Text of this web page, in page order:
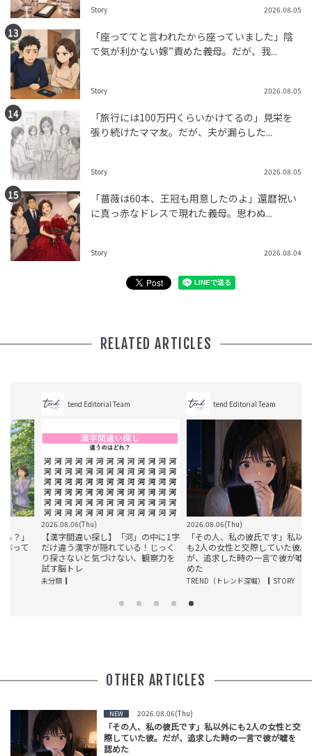
Story 2026.08.05
「座っててと言われたから座っていました」陰
で気が利かない嫁”責めた義母。だが、我...
Story 2026.08.05
「旅行には100万円くらいかけてるの」見栄を
張り続けたママ友。だが、夫が漏らした...
Story 2026.08.05
「薔薇は60本、王冠も用意したのよ」還暦祝い
に真っ赤なドレスで現れた義母。思わぬ...
Story 2026.08.04
RELATED ARTICLES
tend Editorial Team
2026.08.06(Thu)
【漢字間違い探し】「河」の中に1字
だけ違う漢字が隠れている！じっく
り探さないと気づけない、観察力を
試す脳トレ
tend Editorial Team
2026.08.06(Thu)
「その人、私の彼氏です」私以外に
も2人の女性と交際していた彼。だ
が、追求した時の一言で彼が嘘を認
TREND（トレンド深堀） STORY
OTHER ARTICLES
NEW 2026.08.06(Thu)
「その人、私の彼氏です」私以外にも2人の女性と交
際していた彼。だが、追求した時の一言で彼が嘘を
認めた